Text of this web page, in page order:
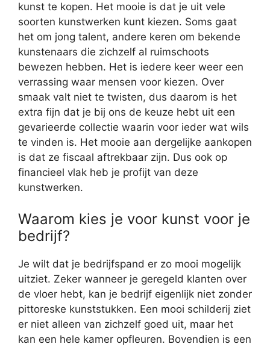
kunst te kopen. Het mooie is dat je uit vele
soorten kunstwerken kunt kiezen. Soms gaat
het om jong talent, andere keren om bekende
kunstenaars die zichzelf al ruimschoots
bewezen hebben. Het is iedere keer weer een
verrassing waar mensen voor kiezen. Over
smaak valt niet te twisten, dus daarom is het
extra fijn dat je bij ons de keuze hebt uit een
gevarieerde collectie waarin voor ieder wat wils
te vinden is. Het mooie aan dergelijke aankopen
is dat ze fiscaal aftrekbaar zijn. Dus ook op
financieel vlak heb je profijt van deze
kunstwerken.
Waarom kies je voor kunst voor je
bedrijf?
Je wilt dat je bedrijfspand er zo mooi mogelijk
uitziet. Zeker wanneer je geregeld klanten over
de vloer hebt, kan je bedrijf eigenlijk niet zonder
pittoreske kunststukken. Een mooi schilderij ziet
er niet alleen van zichzelf goed uit, maar het
kan een hele kamer opfleuren. Bovendien is een